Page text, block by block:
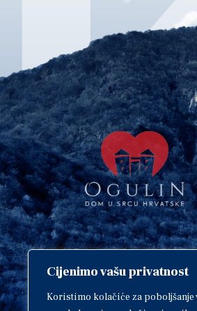
Cijenimo vašu privatnost
Koristimo kolačiće za poboljšanje
Copyright © 2018. Grad
sva prava pridržana.